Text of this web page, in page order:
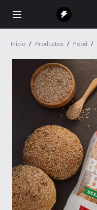
Inicio / Productos / Food /